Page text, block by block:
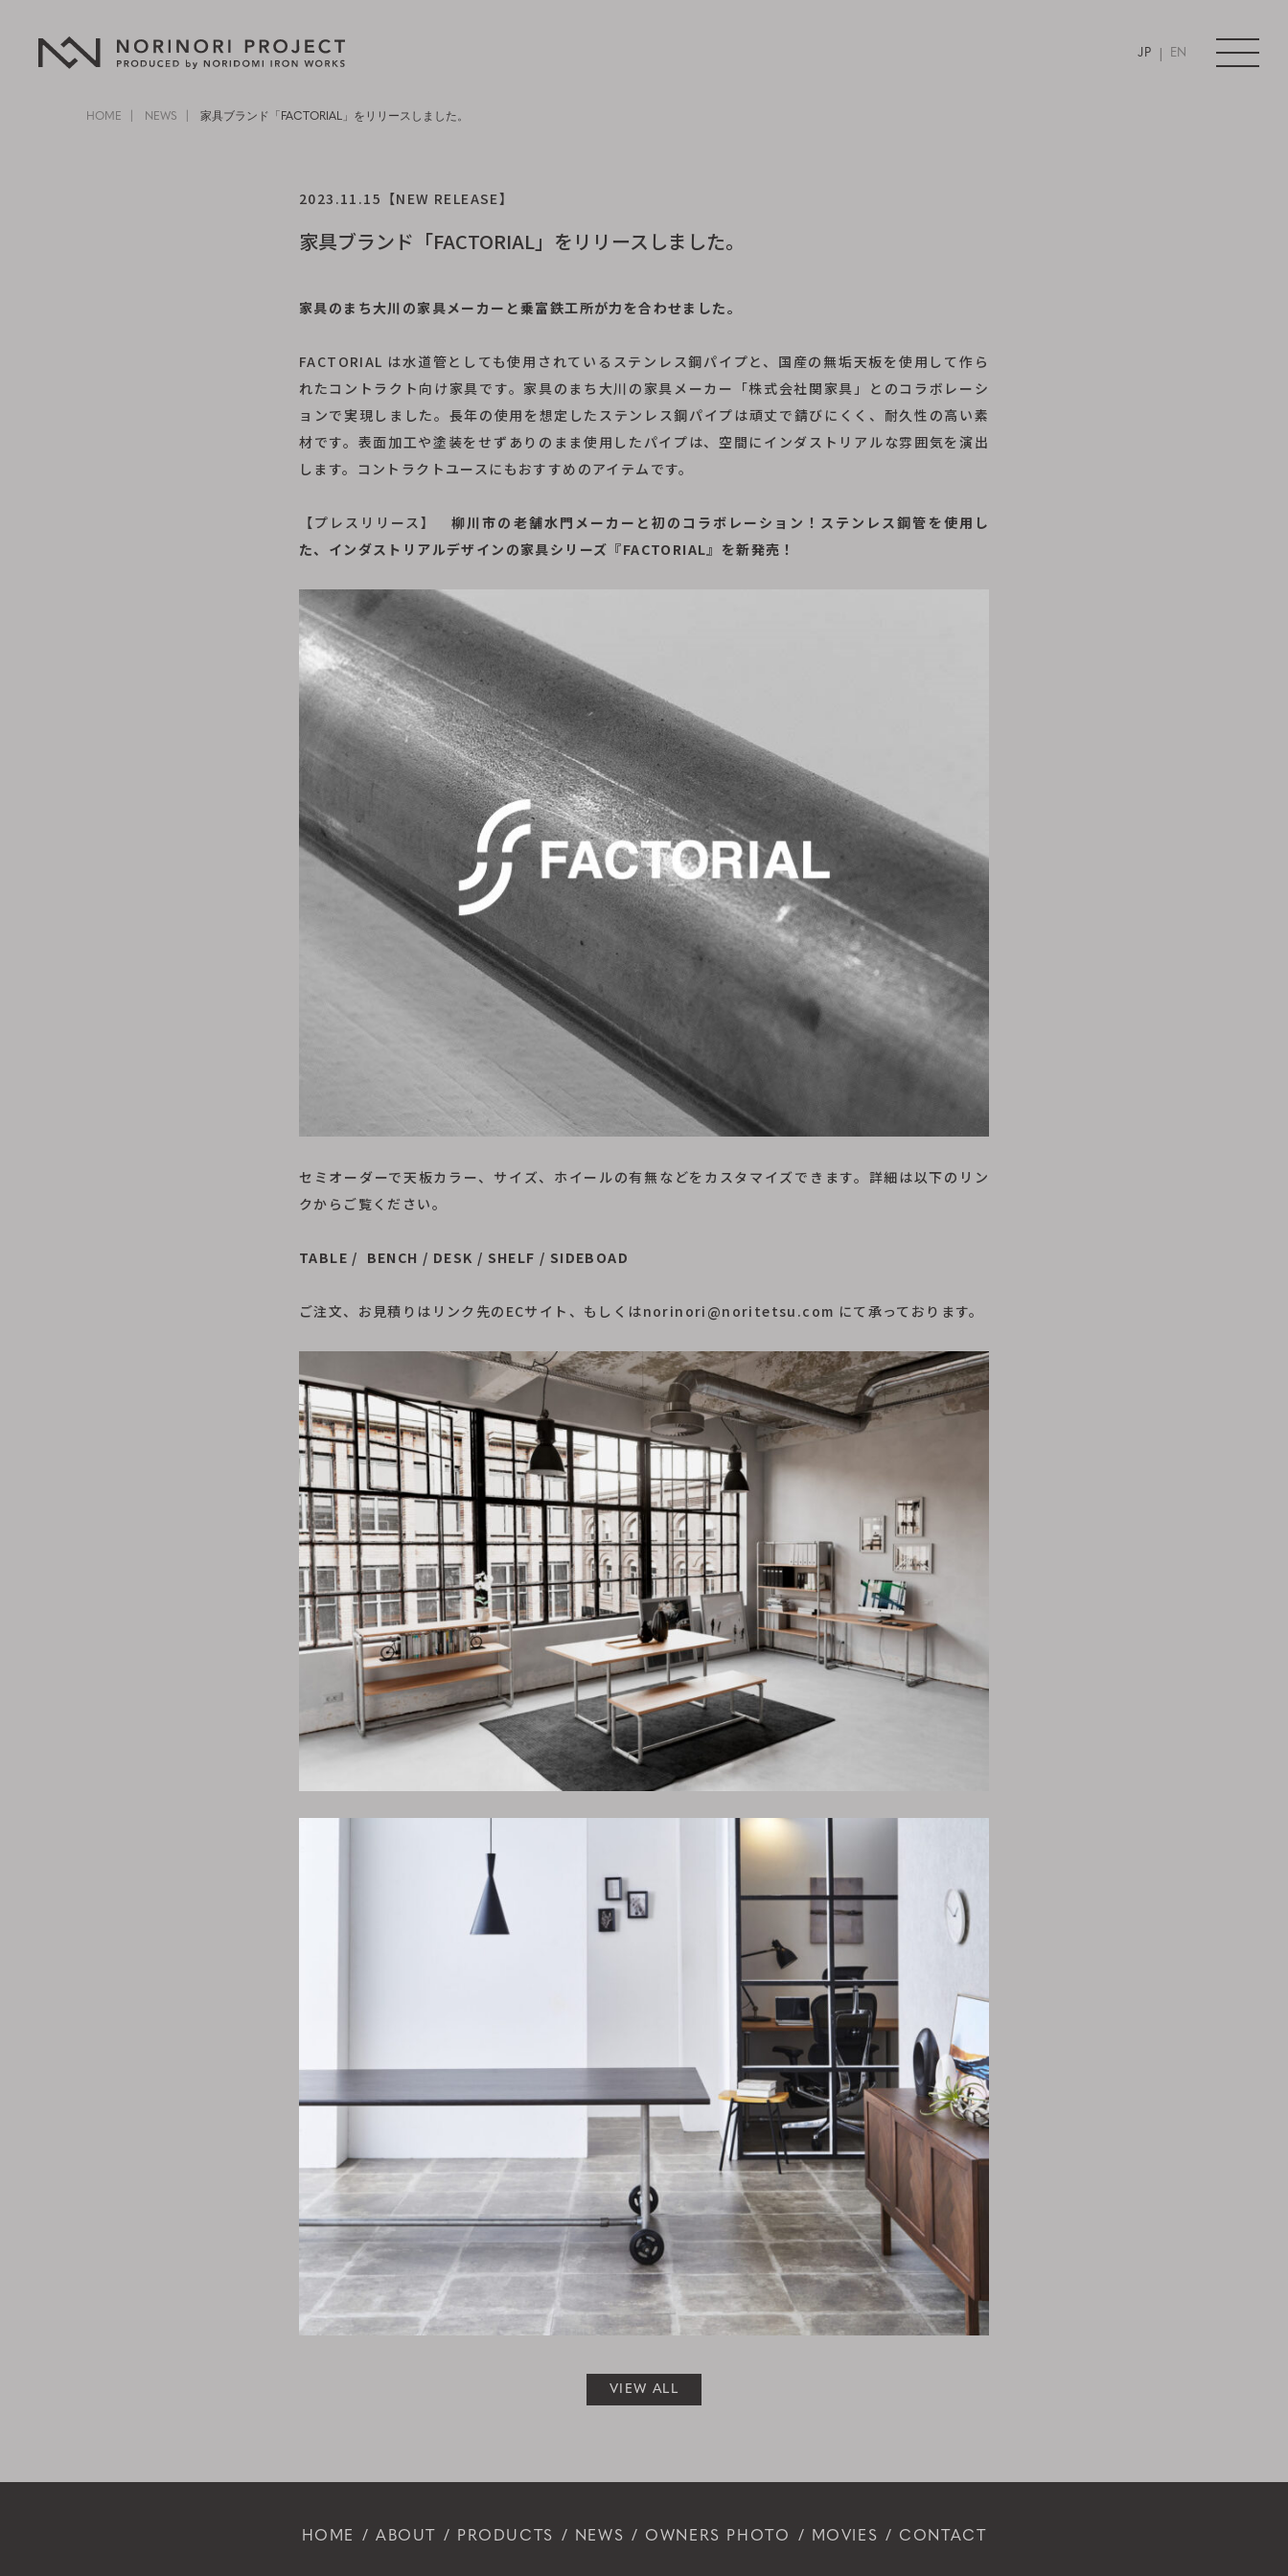
JP | EN
HOME NEWS 家具ブランド「FACTORIAL」をリリースしました。
2023.11.15 【NEW RELEASE】
家具ブランド「FACTORIAL」をリリースしました。
家具のまち大川の家具メーカーと乗富鉄工所が力を合わせました。
FACTORIAL は水道管としても使用されているステンレス鋼パイプと、国産の無垢天板を使用して作ら
れたコントラクト向け家具です。家具のまち大川の家具メーカー「株式会社関家具」とのコラボレーシ
ョンで実現しました。長年の使用を想定したステンレス鋼パイプは頑丈で錆びにくく、耐久性の高い素
材です。表面加工や塗装をせずありのまま使用したパイプは、空間にインダストリアルな雰囲気を演出
します。コントラクトユースにもおすすめのアイテムです。
【プレスリリース】柳川市の老舗水門メーカーと初のコラボレーション！ステンレス鋼管を使用し
た、インダストリアルデザインの家具シリーズ『FACTORIAL』を新発売！
セミオーダーで天板カラー、サイズ、ホイールの有無などをカスタマイズできます。詳細は以下のリン
クからご覧ください。
TABLE / BENCH / DESK / SHELF / SIDEBOAD
ご注文、お見積りはリンク先のECサイト、もしくはnorinori@noritetsu.com にて承っております。
VIEW ALL
HOME ABOUT PRODUCTS NEWS OWNERS PHOTO MOVIES CONTACT